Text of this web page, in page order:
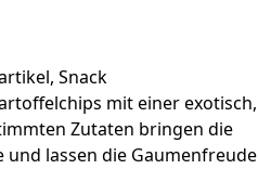
Snack
mit einer exotisch,
Zutaten bringen die
und lassen die Gaumenfreude